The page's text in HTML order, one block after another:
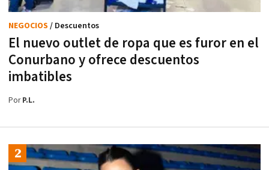
El nuevo outlet de ropa que es furor en el
Conurbano y ofrece descuentos
imbatibles
NEGOCIOS / Descuentos
PorP.L.